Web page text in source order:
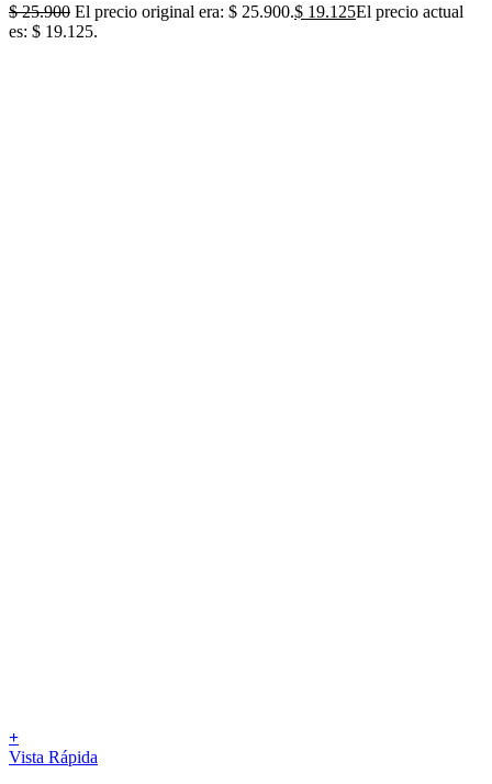
$25.900 El precio original era: $ 25.900.$ 19.125El precio actual
es: $ 19.125.
+
Vista Rápida